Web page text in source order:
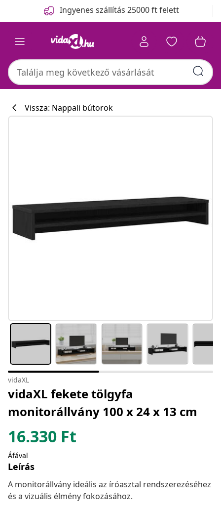
Ingyenes szállítás 25000 ft felett
Vissza: Nappali bútorok
vidaXL
vidaXL fekete tölgyfa
monitorállvány 100 x 24 x 13 cm
16.330 Ft
Áfával
Leírás
A monitorállvány ideális az íróasztal rendszerezéséhez
és a vizuális élmény fokozásához.